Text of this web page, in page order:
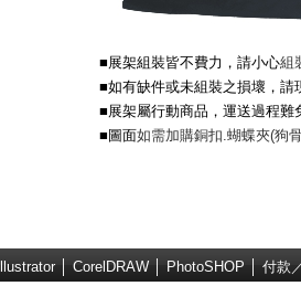
■展架組裝皆不費力，請小心組
■如有缺件或未組裝之損壞 ， 請
■展架屬行動商品 ， 運送過程難
■圖面如需加購銅扣.蝴蝶夾(狗
Illustrator│ CorelDRAW│ PhotoSHOP 付款